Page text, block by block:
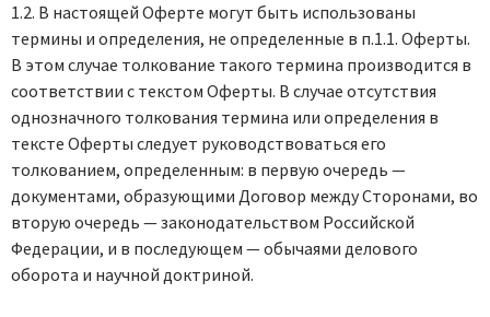
1.2. В настоящей Оферте могут быть использованы
термины и определения, не определенные в п.1.1. Оферты.
В этом случае толкование такого термина производится в
соответствии с текстом Оферты. В случае отсутствия
однозначного толкования термина или определения в
тексте Оферты следует руководствоваться его
толкованием, определенным: в первую очередь —
документами, образующими Договор между Сторонами, во
вторую очередь — законодательством Российской
Федерации, и в последующем — обычаями делового
оборота и научной доктриной.